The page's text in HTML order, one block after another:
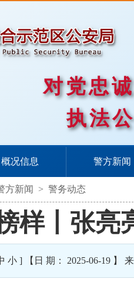
对党忠
执法
概况信息 警方新闻
方新闻 > 警务动态
样丨张亮
小 ] 【日 期： 2025-06-19 】